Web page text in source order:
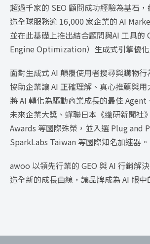
超過千家的 SEO 顧問成功經驗為基石
造全球服務逾 16,000 家企業的 AI
並在此基礎上推出結合顧問與AI 工具的
Engine Optimization）生成式引擎優化
面對生成式 AI 顛覆使用者搜尋與購物
協助企業讓 AI 正確理解、真心推薦與用
將 AI 轉化為驅動商業成長的最佳 Agent
未來企業大獎、蟬聯日本《繊研新聞社
Awards 等國際殊榮，並入選 Plug and
SparkLabs Taiwan 等國際知名加速器。
awoo 以領先行業的 GEO 與 AI 行銷解
造全新的成長曲線，讓品牌成為 AI 眼中